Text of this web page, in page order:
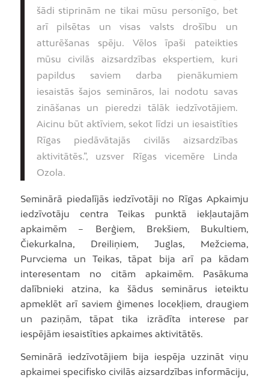
šādi stiprinām ne tikai mūsu personīgo, bet
arī pilsētas un visas valsts drošību un
atturēšanas spēju. Vēlos īpaši pateikties
mūsu civilās aizsardzības ekspertiem, kuri
papildus saviem darba pienākumiem
iesaistās šajos semināros, lai nodotu savas
zināšanas un pieredzi tālāk iedzīvotājiem.
Aicinu būt aktīviem, sekot līdzi un iesaistīties
Rīgas piedāvātajās civilās aizsardzības
aktivitātēs.”, uzsver Rīgas vicemēre Linda
Ozola.
Seminārā piedalījās iedzīvotāji no Rīgas Apkaimju
iedzīvotāju centra Teikas punktā iekļautajām
apkaimēm – Berģiem, Brekšiem, Bukultiem,
Čiekurkalna, Dreiliņiem, Juglas, Mežciema,
Purvciema un Teikas, tāpat bija arī pa kādam
interesentam no citām apkaimēm. Pasākuma
dalībnieki atzina, ka šādus seminārus ieteiktu
apmeklēt arī saviem ģimenes locekļiem, draugiem
un paziņām, tāpat tika izrādīta interese par
iespējām iesaistīties apkaimes aktivitātēs.
Seminārā iedzīvotājiem bija iespēja uzzināt viņu
apkaimei specifisko civilās aizsardzības informāciju,